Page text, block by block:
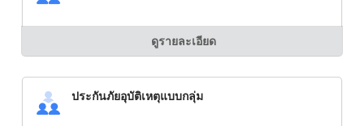
ดูรายละเอียด
ประกันภัยอุบัติเหตุแบบกลุ่ม